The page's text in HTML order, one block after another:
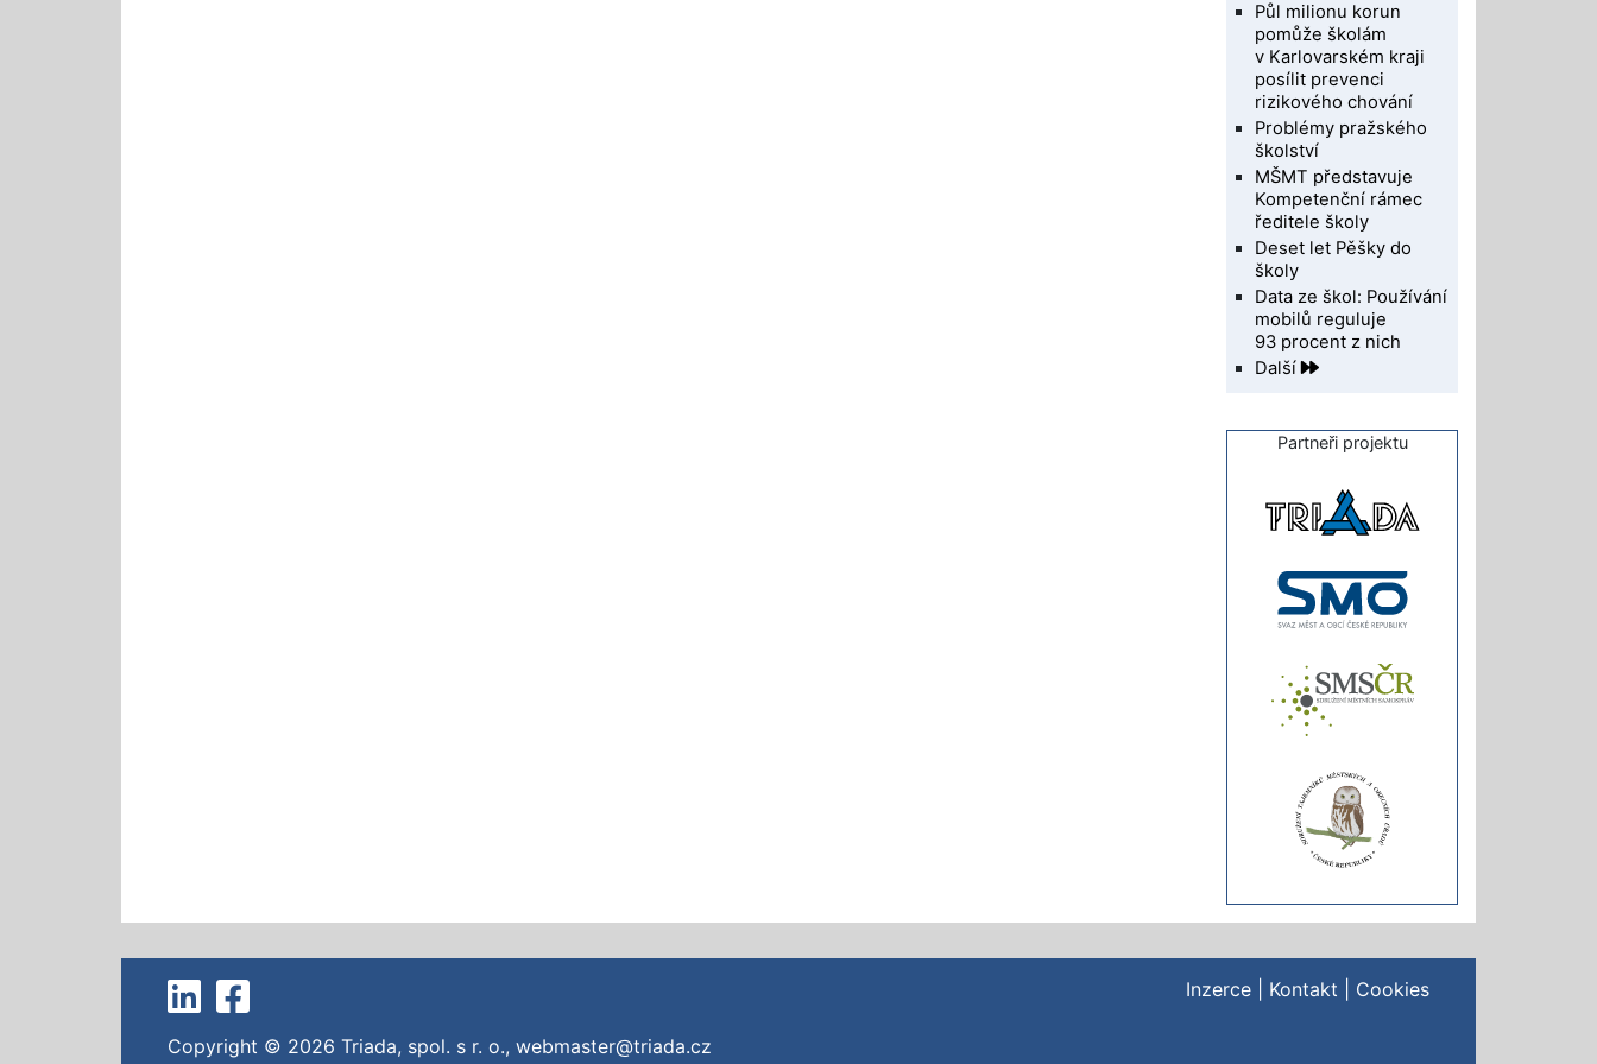
Půl milionu korun
pomůže školám
v Karlovarském kraji
posílit prevenci
rizikového chování
Problémy pražského
školství
MŠMT představuje
Kompetenční rámec
ředitele školy
Deset let Pěšky do
školy
Data ze škol: Používání
mobilů reguluje
93 procent z nich
Další
Partneři projektu
Inzerce Kontakt Cookies
Copyright © 2026 Triada, spol. s r. o., webmaster@triada.cz